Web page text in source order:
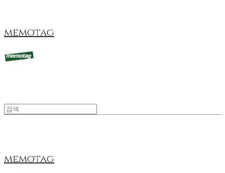
memotag
memotag